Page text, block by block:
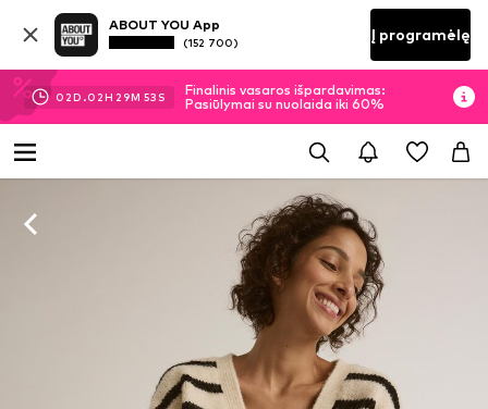
ABOUT YOU App
(152 700) Į programėlę
02D.02H 29M 52 S
Finalinis vasaros išpardavimas:
Pasiūlymai su nuolaida iki 60%